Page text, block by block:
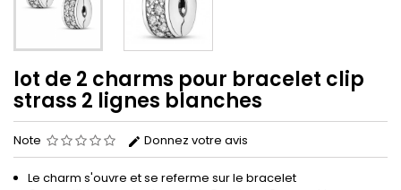
lot de 2 charms pour bracelet clip
strass 2 lignes blanches
Note Donnez votre avis
Le charm s'ouvre et se referme sur le bracelet